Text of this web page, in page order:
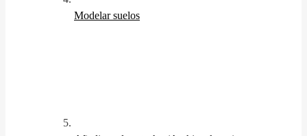
Modelar suelos